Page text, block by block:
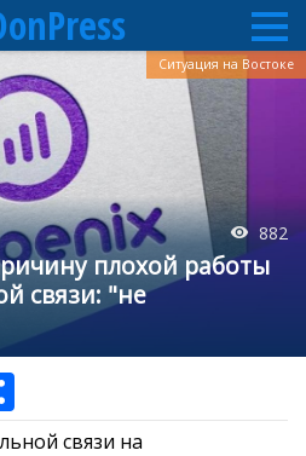
882
плохой работы
связи: "не
Ситуация на Востоке
связи на